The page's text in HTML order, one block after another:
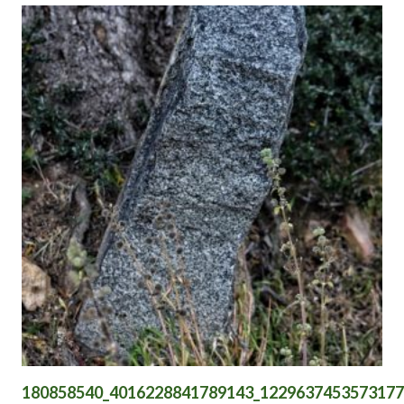
guerra, ad opera di colui che ha dato il nome al sito, il quale ha
usato alcune capanne come recinti per animali, con integrazioni
di muretti a secco e smantellamento di strutture considerate di
ingombro.
Oggi nonostante il caos prodotto negli anni precedenti, si può
notare ancora l’impronta costruttiva Nuragica delle capanne e di
una si ammirano parti di pavimentazione e i resti di alcune tombe
(?) prese d’assalto da scavi clandestini che ne hanno
compromesso la struttura.